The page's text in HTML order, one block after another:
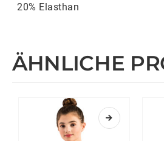
20% Elasthan
ÄHNLICHE